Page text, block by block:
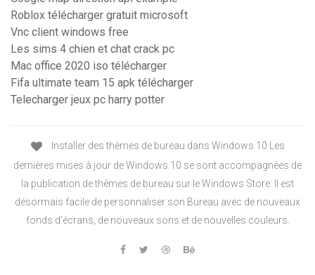
Roblox télécharger gratuit microsoft
Vnc client windows free
Les sims 4 chien et chat crack pc
Mac office 2020 iso télécharger
Fifa ultimate team 15 apk télécharger
Telecharger jeux pc harry potter
Installer des thèmes de bureau dans Windows 10 Les
dernières mises à jour de Windows 10 se sont accompagnées de
la publication de thèmes de bureau sur le Windows Store. Il est
désormais facile de personnaliser son Bureau avec de nouveaux
fonds d'écrans, de nouveaux sons et de nouvelles couleurs.